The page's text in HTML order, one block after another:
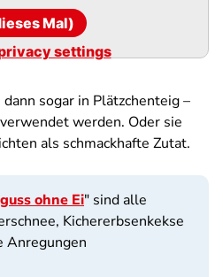
Mal)
settings
sogar in Plätzchenteig –
werden. Oder sie
als schmackhafte Zutat.
ohne Ei" sind alle
Kichererbsenkekse
Anregungen